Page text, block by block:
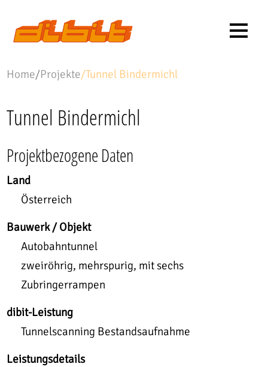
Home/Projekte/Tunnel Bindermichl
Tunnel Bindermichl
Projektbezogene Daten
Land
Österreich
Bauwerk / Objekt
Autobahntunnel
zweiröhrig, mehrspurig, mit sechs
Zubringerrampen
dibit-Leistung
Tunnelscanning Bestandsaufnahme
Leistungsdetails